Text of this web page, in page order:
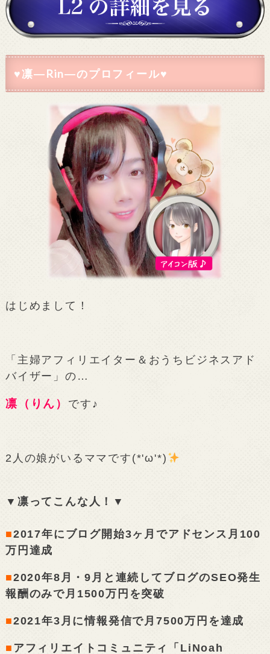
♥凛―Rin―のプロフィール♥
はじめまして！
「主婦アフィリエイター＆おうちビジネスアド
バイザー」の…
凛（りん） です♪
2人の娘がいるママです(*'ω'*)
▼凛ってこんな人！▼
■2017年にブログ開始3ヶ月でアドセンス月100
万円達成
■2020年8月・9月と連続してブログのSEO発生
報酬のみで月1500万円を突破
■2021年3月に情報発信で月7500万円を達成
■ アフィリエイトコミュニティ「LiNoah